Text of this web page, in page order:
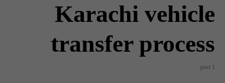
Karachi vehicle
transfer process
1 post